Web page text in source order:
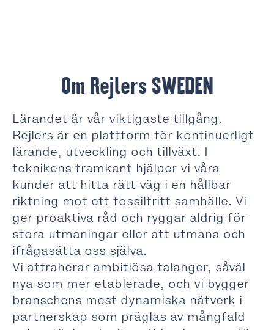
Om Rejlers SWEDEN
Lärandet är vår viktigaste tillgång.
Rejlers är en plattform för kontinuerligt
lärande, utveckling och tillväxt. I
teknikens framkant hjälper vi våra
kunder att hitta rätt väg i en hållbar
riktning mot ett fossilfritt samhälle. Vi
ger proaktiva råd och ryggar aldrig för
stora utmaningar eller att utmana och
ifrågasätta oss själva.
Vi attraherar ambitiösa talanger, såväl
nya som mer etablerade, och vi bygger
branschens mest dynamiska nätverk i
partnerskap som präglas av mångfald